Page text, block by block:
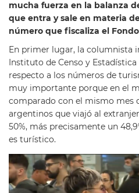
mucha fuerza en la balanza
que entra y sale en materia
número que fiscaliza el
En primer lugar, la columnista
Instituto de Censo y
respecto a los números de
muy importante porque en el
comparado con el mismo mes
argentinos que viajó al
50%, más precisamente un
es turístico.